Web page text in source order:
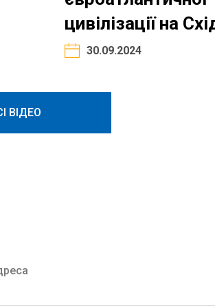
цивілізації на
30.09.2024
ВІДЕО